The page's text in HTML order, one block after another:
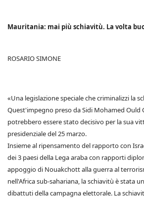
Mauritania: mai più schiavitù. La volta
ROSARIO SIMONE
«Una legislazione speciale che criminalizzi la
Quest'impegno preso da Sidi Mohamed Ould
potrebbero essere stato decisivo per la sua
presidenziale del 25 marzo.
Insieme al ripensamento del rapporto con
dei 3 paesi della Lega araba con rapporti
appoggio di Nouakchott alla guerra al
nell'Africa sub-sahariana, la schiavitù è stata
dibattuti della campagna elettorale. La